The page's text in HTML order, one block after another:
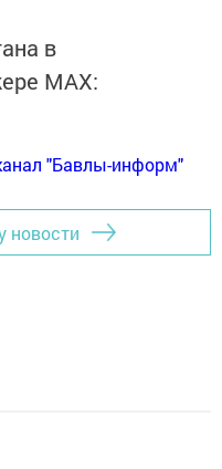
в
MАХ:
"Бавлы-информ"
новости